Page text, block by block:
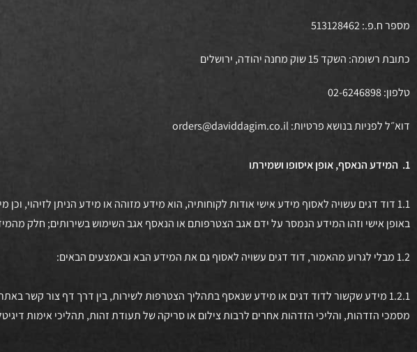
מספר ח.פ.: 513128462
כתובת רשומה: השקד 15 שוק מחנה יהודה, ירושלים
טלפון: 02-6246898
דוא״ל לפניות בנושא פרטיות: orders@daviddagim.co.il
1. המידע הנאסף, אופן איסופו ושמירתו
1.1 דוד דגים עשויה לאסוף מידע אישי אודות לקוחותיה, הוא מידע מזוהה או מידע הניתן
באופן אישי וזהו המידע הנמסר על ידם אגב הצטרפותם או הנאסף אגב השימוש בשירותים; חלק
1.2 מבלי לגרוע מהאמור, דוד דגים עשויה לאסוף גם את המידע הבא ובאמצעים הבאים:
1.2.1 מידע שקשור לדוד דגים או מידע שנאסף בתהליך הצטרפות לשירות, בין דרך דף צור קשר
מסמכי הזדהות, והליכי הזדהות אחרים לרבות צילום או סריקה של תעודת זהות, תהליכי אימות